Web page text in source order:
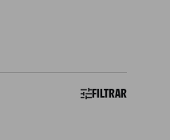
FILTRAR